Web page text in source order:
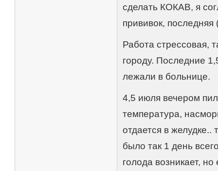
сделать КОКАВ, я
прививок,
Работа стрессовая,
городу. Последние
лежали в больнице.
4,5 июля вечером
температура,
отдается в желудке..
было так 1 день
голода возникает,